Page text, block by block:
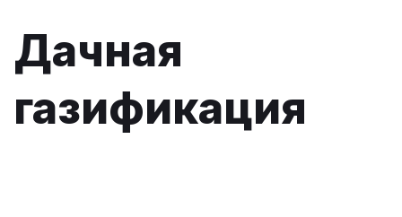
Дачная
газификация